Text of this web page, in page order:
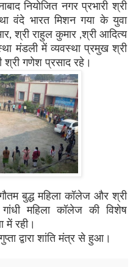
नियोजित नगर प्रभारी श्री
वंदे भारत मिशन गया के युवा
श्री राहुल कुमार ,श्री आदित्य
मंडली में व्यवस्था प्रमुख श्री
श्री गणेश प्रसाद रहे।
गौतम बुद्ध महिला कॉलेज और श्री
महिला कॉलेज की विशेष
में रही।
द्वारा शांति मंत्र से हुआ।